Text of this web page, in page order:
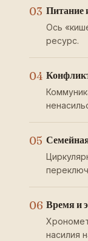
03 Питание
Ось
ресурс.
04
05
06 Время и
насилия